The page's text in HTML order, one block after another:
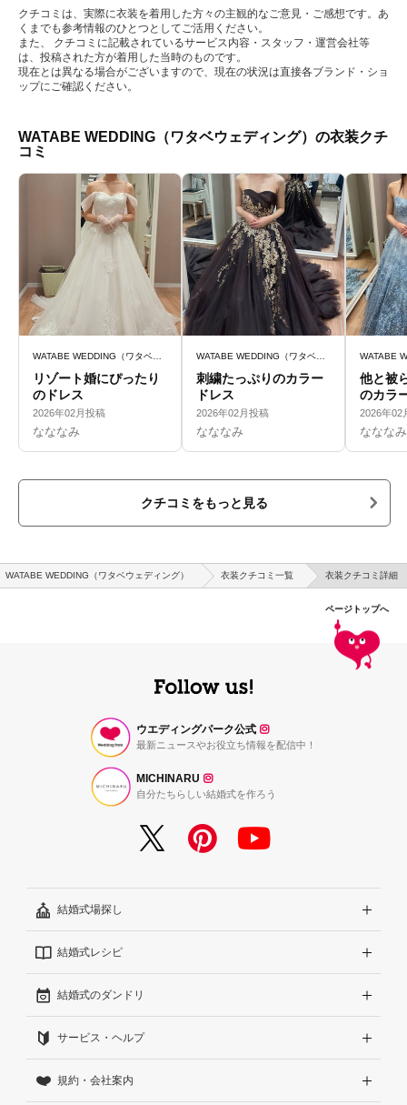
クチコミは、実際に衣装を着用した方々の主観的なご意見・ご感想です。あ
くまでも参考情報のひとつとしてご活用ください。
また、 クチコミに記載されているサービス内容・スタッフ・運営会社等
は、投稿された方が着用した当時のものです。
現在とは異なる場合がございますので、現在の状況は直接各ブランド・ショ
ップにご確認ください。
WATABE WEDDING（ワタベウェディング）の衣装クチ
コミ
リゾート婚にぴったり
のドレス
2026年02月投稿
なななみ
刺繍たっぷりのカラー
ドレス
2026年02月投稿
なななみ
他と被
のカラ
2026年02
なななみ
クチコミをもっと見る
WATABE WEDDING（ワタベウェディング） 衣装クチコミ一覧 衣装クチコミ詳細
ページトップへ
ウエディングパーク公式
最新ニュースやお役立ち情報を配信中！
MICHINARU
自分たちらしい結婚式を作ろう
結婚式場探し
エリアから探す
こだわりから探す
雰囲気から探す
見積りから探す
結婚式レシピ
結婚式準備レポート『ハナレポ』
結婚式当日の動画『ムビレポ』
結婚式のダンドリ
結婚準備ガイド
Wedding Park Magazine
サービス・ヘルプ
サイトコンセプト
規約・会社案内